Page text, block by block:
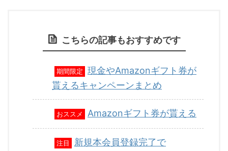
こちらの記事もおすすめです
期間限定
現金やAmazonギフト券が
貰えるキャンペーンまとめ
おススメ Amazonギフト券が貰える
注目
新規本会員登録完了で